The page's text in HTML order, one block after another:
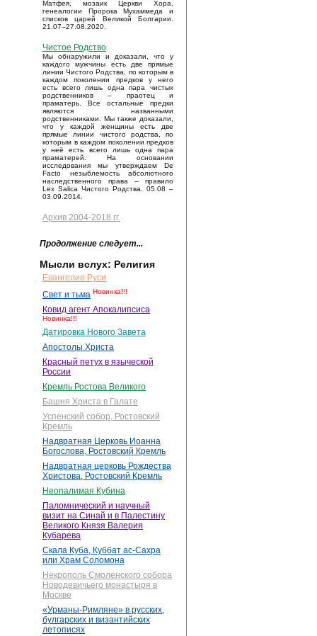
Матфея, мозаик Церкви Хора,
генеалогии Пророка Мухаммеда и
списков царей Великой Болгарии.
21.07–27.08.2020.
Чистое Родство
Мы обнаружили и доказали, что у
каждого мужчины есть две прямые
линии Чистого Родства, по которым в
каждом поколении предков у него
есть всего лишь одна пара чистых
родственников – праотец и
праматерь. Все остальные предки
являются названными
родственниками. Мы также доказали,
что у каждой женщины есть две
прямые линии чистого родства, по
которым в каждом поколении предков
у неё есть всего лишь одна пара
праматерей. На основании
исследования мы утверждаем De
Facto незыблемость абсолютного
наследственного права – правило
Lex Salica Чистого Родства. 05.08 –
03.09.2014.
Архив 2004-2018 гг.
Продолжение следует...
Мысли вслух: Религия
Евангелие Руси
Свет и тьма Новинка!!!
Ковид агент Апокалипсиса
Новинка!!!
Датировка Нового Завета
Апостолы Христа
Красный петух в языческой
России
Кремль Ростова Великого
Башня Христа в Галате
Успенский собор, Ростовский
Кремль
Надвратная Церковь Иоанна
Богослова, Ростовский Кремль
Надвратная церковь Рождества
Христова, Ростовский Кремль
Неопалимая Кубина
Паломнический и научный
визит на Синай и в Палестину
Великого Князя Валерия
Кубарева
Скала Куба, Куббат ас-Сахра
или Храм Соломона
Некрополь Смоленского собора
Новодевичьего монастыря в
Москве
«Урманы-Римляне» в русских,
булгарских и византийских
летописях